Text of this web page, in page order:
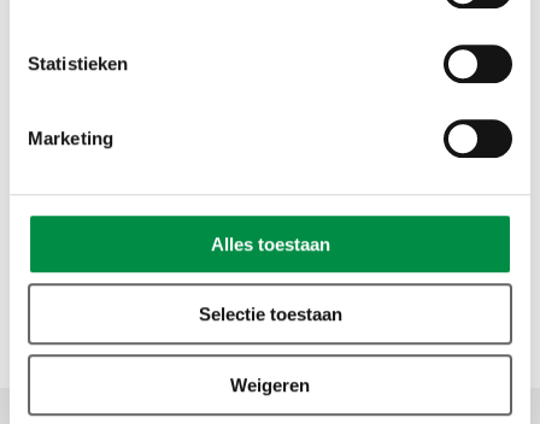
Statistieken
Marketing
Alles toestaan
Selectie toestaan
Weigeren
Gerelateerde cases